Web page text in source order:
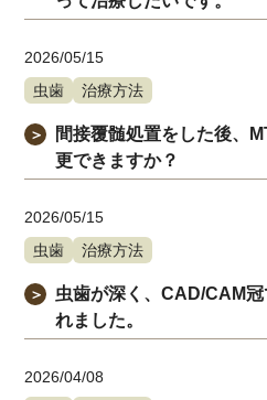
2026/05/15
虫歯
治療方法
＞
間接覆髄処置をした後、
更できますか？
2026/05/15
虫歯
治療方法
＞
虫歯が深く、CAD/CAM
れました。
2026/04/08